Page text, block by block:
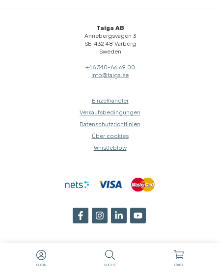
LOGIN SUCHE CART
Taiga AB
Annebergsvägen 3
SE-432 48 Varberg
Sweden
+46 340-66 69 00
info@taiga.se
Einzelhändler
Verkaufsbedingungen
Datenschutzrichtlinien
Über cookies
Whistleblow